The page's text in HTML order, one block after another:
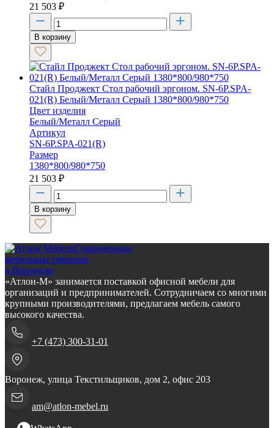
21 503 ₽
В корзину
Стайл Проджект Стол рабочий эргоном. SN-6P.SPA-
021(R) Белый/Металл Серый 1380*800/980*750
Цвет изделия
Белый/Металл Серый
Артикул
SN-6P.SPA-021(R)
Размер
1380*800/980*750
21 503 ₽
В корзину
Современные
мебельные решения
в Воронеже
«Атлон-М» занимается поставкой офисной мебели для
организаций и предпринимателей. Сотрудничаем со многими
крупными производителями, предлагаем мебель самого
высокого качества.
+7 (473) 300-31-01
Воронеж, улица Текстильщиков, дом 2, офис 203
am@atlon-mebel.ru